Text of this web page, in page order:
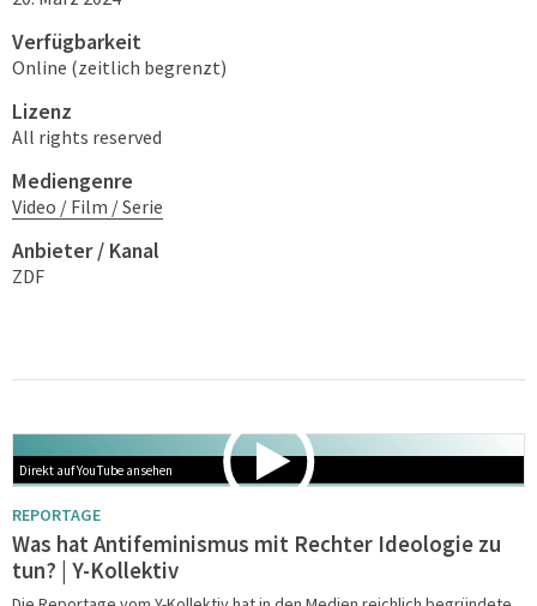
Verfügbarkeit
Online (zeitlich begrenzt)
Lizenz
All rights reserved
Mediengenre
Video / Film / Serie
Anbieter / Kanal
ZDF
Related Medias
Direkt auf YouTube ansehen
REPORTAGE
Was hat Antifeminismus mit Rechter Ideologie zu
tun? | Y-Kollektiv